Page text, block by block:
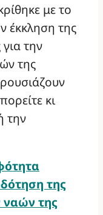
με το
έκκληση της
την
της
κι
την
της
ναών της